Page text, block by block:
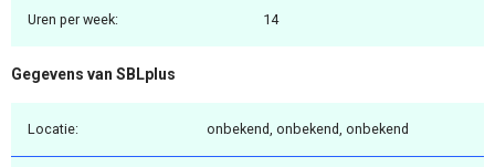
Uren per week: 14
Gegevens van SBLplus
Locatie: onbekend, onbekend, onbekend